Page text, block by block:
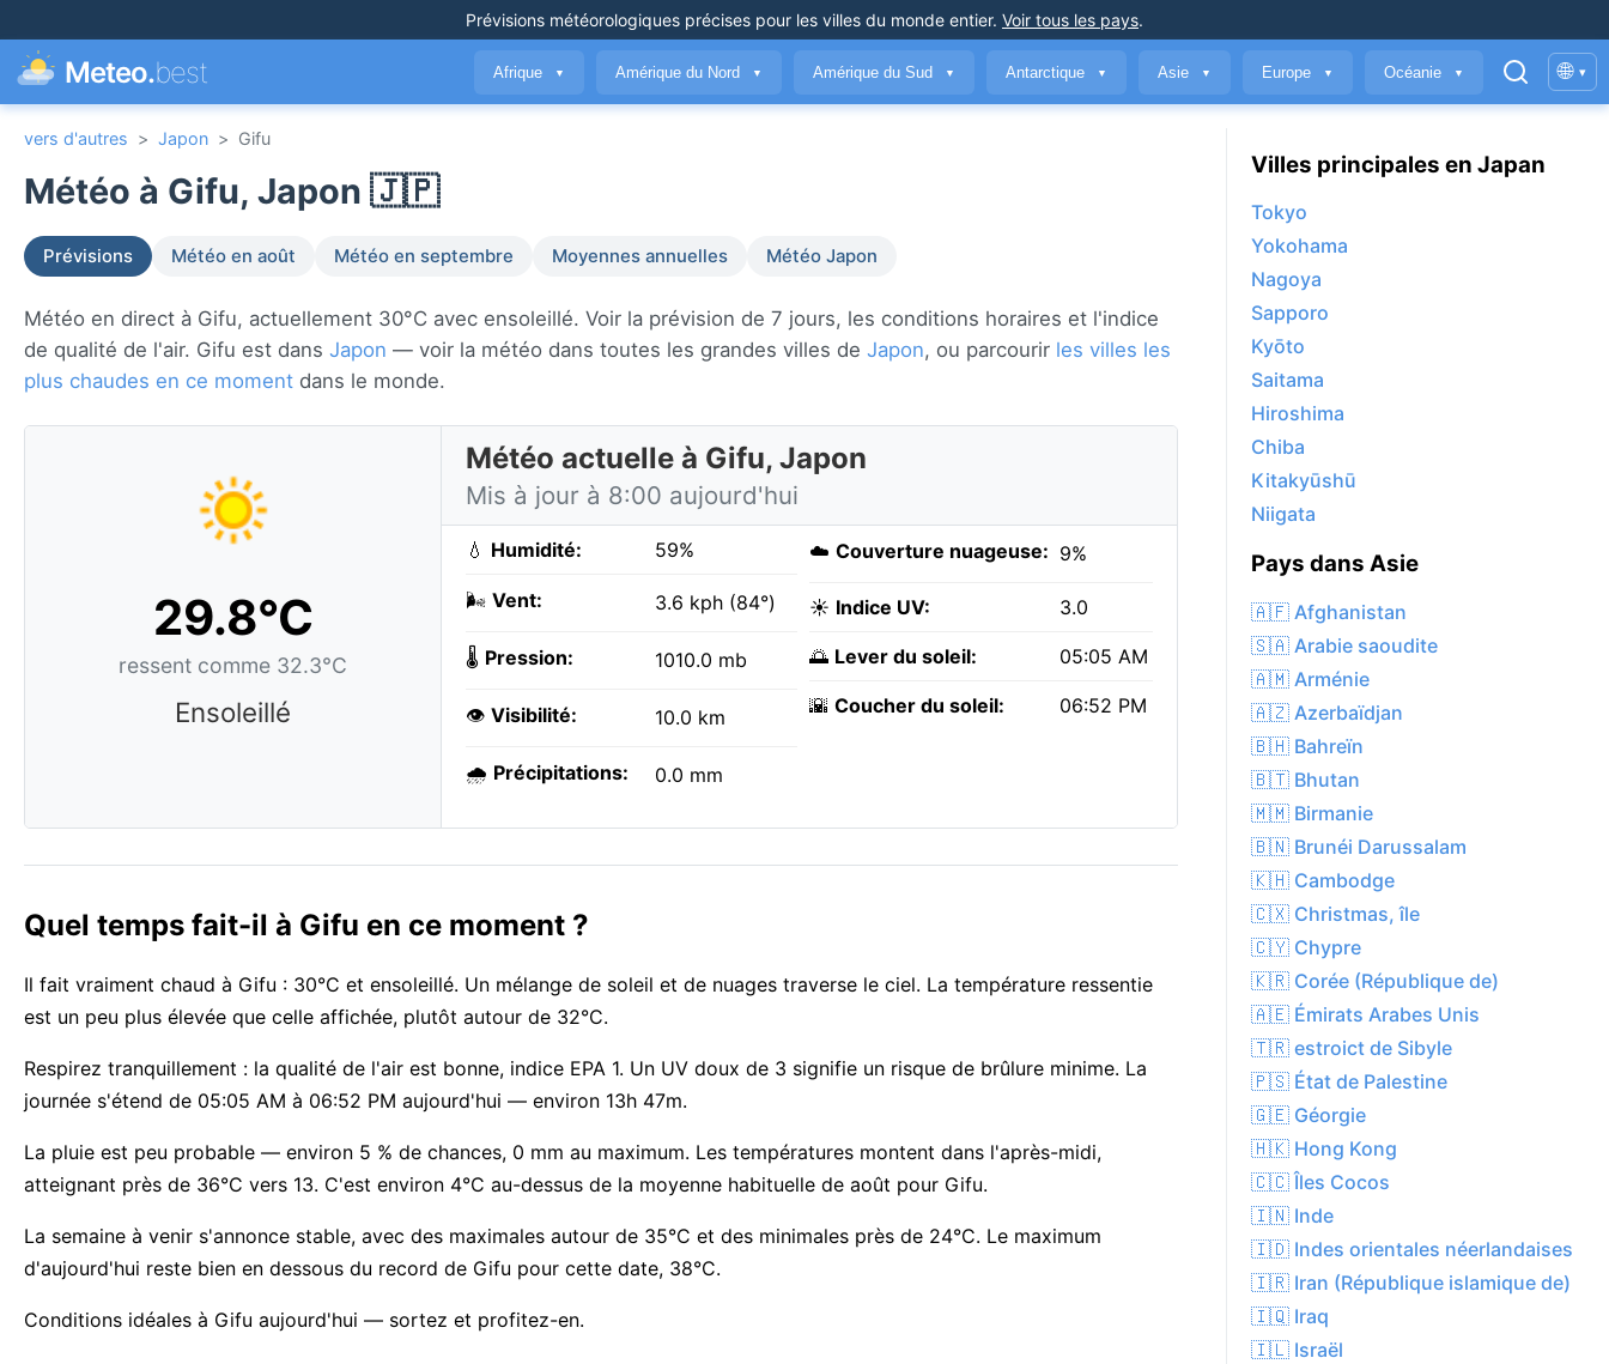
Prévisions météorologiques précises pour les villes du monde entier. Voir tous les pays.
Meteo.best Afrique ▼ Amérique du Nord ▼ Amérique du Sud ▼ Antarctique ▼ Asie ▼ Europe ▼ Océanie ▼ 🌐 ▾
vers d'autres > Japon > Gifu
Météo à Gifu, Japon 🇯🇵
Prévisions Météo en août Météo en septembre Moyennes annuelles Météo Japon
Météo en direct à Gifu, actuellement 30°C avec ensoleillé. Voir la prévision de 7 jours, les conditions horaires et l'indice
de qualité de l'air. Gifu est dans Japon — voir la météo dans toutes les grandes villes de Japon, ou parcourir les villes les
plus chaudes en ce moment dans le monde.
29.8°C
ressent comme 32.3°C
Ensoleillé
Météo actuelle à Gifu, Japon
Mis à jour à 8:00 aujourd'hui
💧 Humidité: 59%
🌬️ Vent: 3.6 kph (84°)
🌡️ Pression: 1010.0 mb
👁️ Visibilité: 10.0 km
🌧️ Précipitations: 0.0 mm
☁️ Couverture nuageuse: 9%
☀️ Indice UV: 3.0
🌅 Lever du soleil: 05:05 AM
🌇 Coucher du soleil: 06:52 PM
Quel temps fait-il à Gifu en ce moment ?
Il fait vraiment chaud à Gifu : 30°C et ensoleillé. Un mélange de soleil et de nuages traverse le ciel. La température ressentie
est un peu plus élevée que celle affichée, plutôt autour de 32°C.
Respirez tranquillement : la qualité de l'air est bonne, indice EPA 1. Un UV doux de 3 signifie un risque de brûlure minime. La
journée s'étend de 05:05 AM à 06:52 PM aujourd'hui — environ 13h 47m.
La pluie est peu probable — environ 5 % de chances, 0 mm au maximum. Les températures montent dans l'après-midi,
atteignant près de 36°C vers 13. C'est environ 4°C au-dessus de la moyenne habituelle de août pour Gifu.
La semaine à venir s'annonce stable, avec des maximales autour de 35°C et des minimales près de 24°C. Le maximum
d'aujourd'hui reste bien en dessous du record de Gifu pour cette date, 38°C.
Conditions idéales à Gifu aujourd'hui — sortez et profitez-en.
Villes principales en Japan
Tokyo
Yokohama
Nagoya
Sapporo
Kyōto
Saitama
Hiroshima
Chiba
Kitakyūshū
Niigata
Pays dans Asie
🇦🇫 Afghanistan
🇸🇦 Arabie saoudite
🇦🇲 Arménie
🇦🇿 Azerbaïdjan
🇧🇭 Bahreïn
🇧🇹 Bhutan
🇲🇲 Birmanie
🇧🇳 Brunéi Darussalam
🇰🇭 Cambodge
🇨🇽 Christmas, île
🇨🇾 Chypre
🇰🇷 Corée (République de)
🇦🇪 Émirats Arabes Unis
🇹🇷 estroict de Sibyle
🇵🇸 État de Palestine
🇬🇪 Géorgie
🇭🇰 Hong Kong
🇨🇨 Îles Cocos
🇮🇳 Inde
🇮🇩 Indes orientales néerlandaises
🇮🇷 Iran (République islamique de)
🇮🇶 Iraq
🇮🇱 Israël